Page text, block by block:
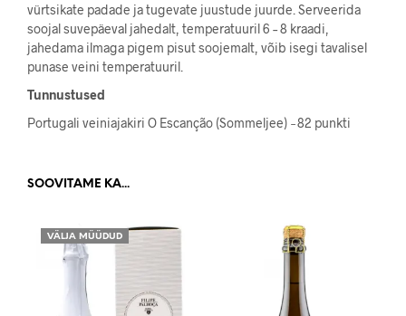
vürtsikate padade ja tugevate juustude juurde. Serveerida
soojal suvepäeval jahedalt, temperatuuril 6 – 8 kraadi,
jahedama ilmaga pigem pisut soojemalt, võib isegi tavalisel
punase veini temperatuuril.
Tunnustused
Portugali veiniajakiri O Escanção (Sommeljee) –82 punkti
SOOVITAME KA...
VÄLJA MÜÜDUD